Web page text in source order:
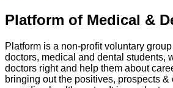
Platform of Medical &
Platform is a non-profit voluntary
doctors, medical and dental students,
doctors right and help them about
bringing out the positives, prospects &